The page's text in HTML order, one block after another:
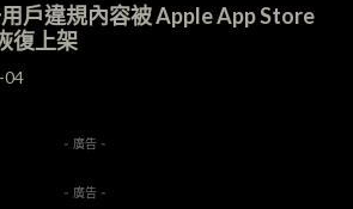
戶違規內容被 Apple App Store
復上架
04
- 廣告 -
- 廣告 -